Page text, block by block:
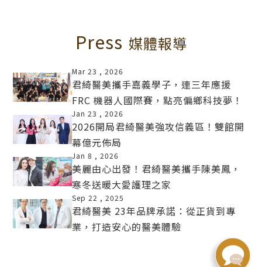
Press 媒體報導
Mar 23 , 2026
君綺醫美攜手嘉義學子，連三年應援
FRC 機器人國際賽，點亮偏鄉科技夢！
MORE
Jan 23 , 2026
2026開局君綺醫美強攻信義區！雙館開
幕億元佈局
MORE
Jan 8 , 2026
美麗由心出發！君綺醫美攜手陳美鳳，
寒冬送暖大愛護理之家
MORE
Sep 22 , 2025
君綺醫美 23年品牌承諾：從正貨到專
業，打造安心的醫美體驗